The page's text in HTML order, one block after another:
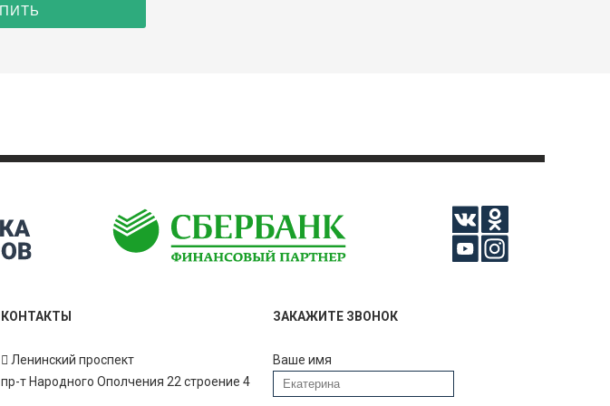
КОНТАКТЫ
Ленинский проспект
пр-т Народного Ополчения 22 строение 4
ЗАКАЖИТЕ ЗВОНОК
Ваше имя